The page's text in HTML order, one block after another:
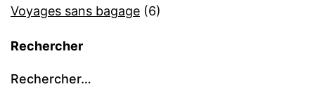
Voyages sans bagage (6)
Rechercher
Rechercher…